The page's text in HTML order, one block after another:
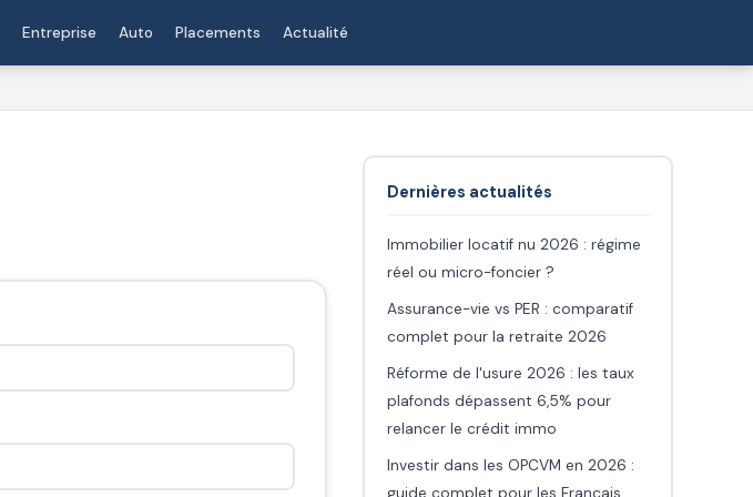
Entreprise Auto Placements Actualité
Dernières actualités
Immobilier locatif nu 2026 : régime
réel ou micro-foncier ?
Assurance-vie vs PER : comparatif
complet pour la retraite 2026
Réforme de l'usure 2026 : les taux
plafonds dépassent 6,5% pour
relancer le crédit immo
Investir dans les OPCVM en 2026 :
guide complet pour les Français